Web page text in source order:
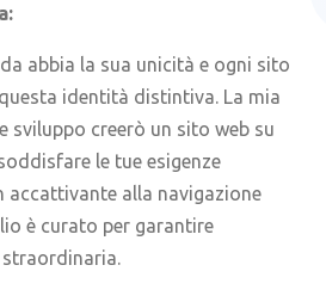
abbia la sua unicità e ogni sito
identità distintiva. La mia
sviluppo creerò un sito web su
le tue esigenze
accattivante alla navigazione
è curato per garantire
straordinaria.